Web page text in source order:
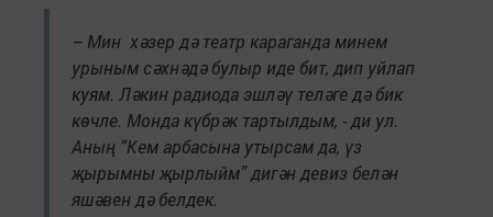
– Мин хәзер дә театр караганда минем
урыным сәхнәдә булыр иде бит, дип уйлап
куям. Ләкин радиода эшләү теләге дә бик
көчле. Монда күбрәк тартылдым, - ди ул.
Аның “Кем арбасына утырсам да, үз
җырымны җырлыйм” дигән девиз белән
яшәвен дә белдек.